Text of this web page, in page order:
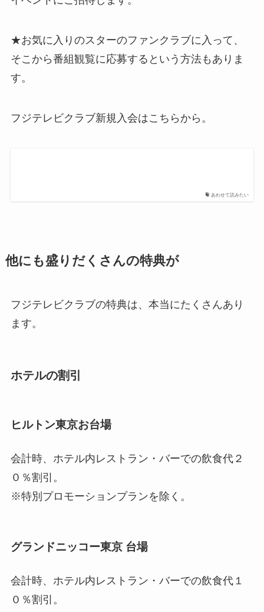
★お気に入りのスターのファンクラブに入って、
そこから番組観覧に応募するという方法もありま
す。
フジテレビクラブ新規入会はこちらから。
あわせて読みたい
他にも盛りだくさんの特典が
フジテレビクラブの特典は、本当にたくさんあり
ます。
ホテルの割引
ヒルトン東京お台場
会計時、ホテル内レストラン・バーでの飲食代２
０％割引。
※特別プロモーションプランを除く。
グランドニッコー東京 台場
会計時、ホテル内レストラン・バーでの飲食代１
０％割引。